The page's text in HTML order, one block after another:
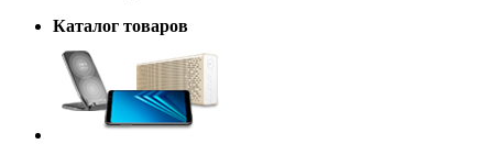
Каталог товаров